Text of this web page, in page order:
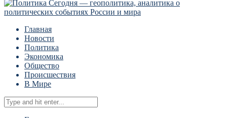
Главная
Новости
Политика
Экономика
Общество
Происшествия
В Мире